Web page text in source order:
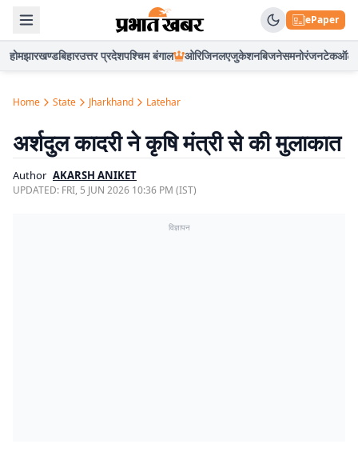
ePaper
होमझारखण्डबिहारउत्तर प्रदेशपश्चिम बंगाल ओरिजिनलएजुकेशनबिजनेसमनोरंजनटेकऑटो
Home State Jharkhand Latehar
अर्शदुल कादरी ने कृषि मंत्री से की मुलाकात
Author AKARSH ANIKET
UPDATED: FRI, 5 JUN 2026 10:36 PM (IST)
विज्ञापन